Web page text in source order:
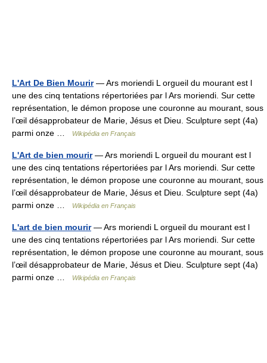
L'Art De Bien Mourir— Ars moriendi L orgueil du mourant est l
une des cinq tentations répertoriées par l Ars moriendi. Sur cette
représentation, le démon propose une couronne au mourant, sous
l’œil désapprobateur de Marie, Jésus et Dieu. Sculpture sept (4a)
parmi onze …
Wikipédia en Français
L'Art de bien mourir— Ars moriendi L orgueil du mourant est l
une des cinq tentations répertoriées par l Ars moriendi. Sur cette
représentation, le démon propose une couronne au mourant, sous
l’œil désapprobateur de Marie, Jésus et Dieu. Sculpture sept (4a)
parmi onze …
Wikipédia en Français
L'art de bien mourir— Ars moriendi L orgueil du mourant est l
une des cinq tentations répertoriées par l Ars moriendi. Sur cette
représentation, le démon propose une couronne au mourant, sous
l’œil désapprobateur de Marie, Jésus et Dieu. Sculpture sept (4a)
parmi onze …
Wikipédia en Français